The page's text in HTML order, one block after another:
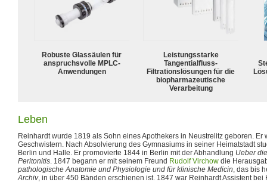
Robuste Glassäulen für
anspruchsvolle MPLC-
Anwendungen
Leistungsstarke
Tangentialfluss-
Filtrationslösungen für die
biopharmazeutische
Verarbeitung
Leben
Reinhardt wurde 1819 als Sohn eines Apothekers in Neustrelitz geboren. Er
Geschwistern. Nach Absolvierung des Gymnasiums in seiner Heimatstadt
Berlin und Halle. Er promovierte 1844 in Berlin mit der Abhandlung Ueber
Peritonitis. 1847 begann er mit seinem Freund Rudolf Virchow die
pathologische Anatomie und Physiologie und für klinische Medicin, das bis
Archiv, in über 450 Bänden erschienen ist. 1847 war Reinhardt Assistent bei